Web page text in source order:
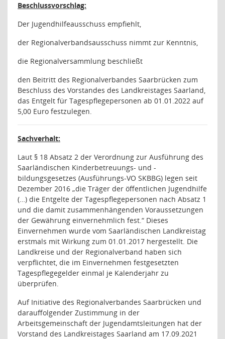
Beschlussvorschlag:
Der Jugendhilfeausschuss empfiehlt,
der Regionalverbandsausschuss nimmt zur Kenntnis,
die Regionalversammlung beschließt
den Beitritt des Regionalverbandes Saarbrücken zum
Beschluss des Vorstandes des Landkreistages Saarland,
das Entgelt für Tagespflegepersonen ab 01.01.2022 auf
5,00 Euro festzulegen.
Sachverhalt:
Laut § 18 Absatz 2 der Verordnung zur Ausführung des
Saarländischen Kinderbetreuungs- und -
bildungsgesetzes (Ausführungs-VO SKBBG) legen seit
Dezember 2016 „die Träger der öffentlichen Jugendhilfe
(…) die Entgelte der Tagespflegepersonen nach Absatz 1
und die damit zusammenhängenden Voraussetzungen
der Gewährung einvernehmlich fest.“ Dieses
Einvernehmen wurde vom Saarländischen Landkreistag
erstmals mit Wirkung zum 01.01.2017 hergestellt. Die
Landkreise und der Regionalverband haben sich
verpflichtet, die im Einvernehmen festgesetzten
Tagespflegegelder einmal je Kalenderjahr zu
überprüfen.
Auf Initiative des Regionalverbandes Saarbrücken und
darauffolgender Zustimmung in der
Arbeitsgemeinschaft der Jugendamtsleitungen hat der
Vorstand des Landkreistages Saarland am 17.09.2021